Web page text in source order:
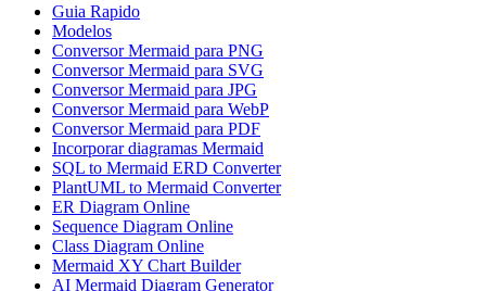
Guia Rapido
Modelos
Conversor Mermaid para PNG
Conversor Mermaid para SVG
Conversor Mermaid para JPG
Conversor Mermaid para WebP
Conversor Mermaid para PDF
Incorporar diagramas Mermaid
SQL to Mermaid ERD Converter
PlantUML to Mermaid Converter
ER Diagram Online
Sequence Diagram Online
Class Diagram Online
Mermaid XY Chart Builder
AI Mermaid Diagram Generator